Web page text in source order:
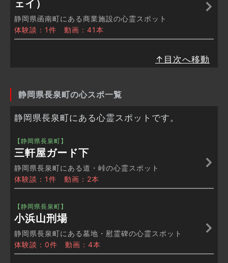
ェイ）
静岡県函南町にある商業施設の心霊スポット
体験談：1件 動画：41本
↑目次へ移動
静岡県長泉町の心スポ一覧
静岡県長泉町にある心霊スポットです。
【静岡県長泉町】
三軒屋ガード下
静岡県長泉町にある道・峠の心霊スポット
体験談：1件 動画：2本
【静岡県長泉町】
小浜山刑場
静岡県長泉町にある墓地・慰霊碑の心霊スポット
体験談：0件 動画：4本